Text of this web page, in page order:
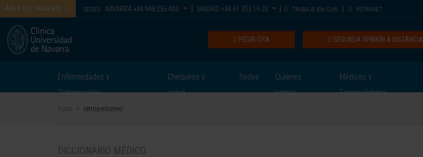
ÁREA DEL PACIENTE SEDES: NAVARRA +34 948 255 400 MADRID +34 91 353 19 20 TRABAJE EN CUN INTRANET
SEGUNDA OPINIÓN A DISTANCIA
PEDIR CITA
Enfermedades y
Tratamientos
Chequeos y
salud
Sedes
Quiénes
somos
Médicos y
Especialidades
Inicio > retroperitoneo
DICCIONARIO MÉDICO